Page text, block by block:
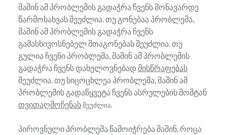
მაშინ ამ პრობლემის გადაჭრა ჩვენს მონავარდე
წარმოსახვას შეუძლია. თუ გონებაა პრობლემა,
მაშინ ამ პრობლემის გადაჭრა ჩვენს
გამასხივოსნებელ შთაგონებას შეუძლია. თუ
გულია ჩვენი პრობლემა, მაშინ ამ პრობლემის
გადაჭრა ჩვენს დახელოვნებად მისწრაფებას
შეუძლია. თუ სიცოცხლეა პრობლემა, მაშინ ამ
პრობლემის გადაწყვეტა ჩვენს ასრულების მომტან
თვითაღმოჩენასშეუძლია.
პიროვნული პრობლემა წამოიჭრება მაშინ, როცა